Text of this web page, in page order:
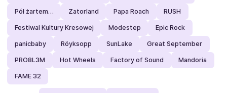
Pół żartem… Zatorland Papa Roach RUSH
Festiwal Kultury Kresowej Modestep Epic Rock
panicbaby Röyksopp SunLake Great September
PRO8L3M Hot Wheels Factory of Sound Mandoria
FAME 32